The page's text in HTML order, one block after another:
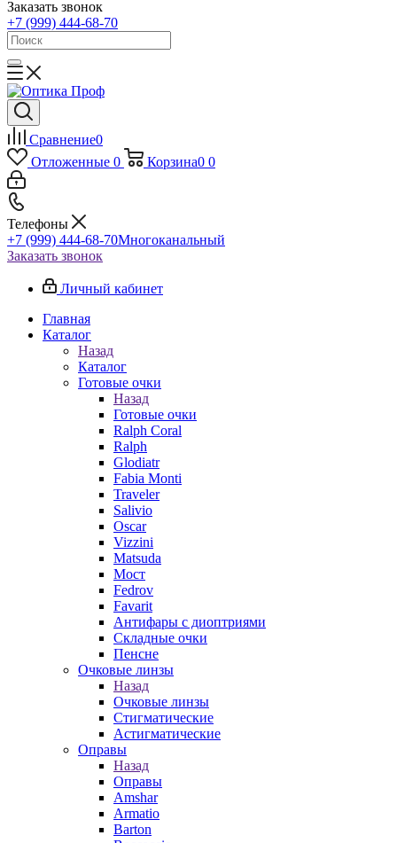
Заказать звонок
+7 (999) 444-68-70
Сравнение0
Отложенные 0 Корзина0 0
Телефоны
+7 (999) 444-68-70Многоканальный
Заказать звонок
Личный кабинет
Главная
Каталог
Назад
Каталог
Готовые очки
Назад
Готовые очки
Ralph Coral
Ralph
Glodiatr
Fabia Monti
Traveler
Salivio
Oscar
Vizzini
Matsuda
Мост
Fedrov
Favarit
Антифары с диоптриями
Складные очки
Пенсне
Очковые линзы
Назад
Очковые линзы
Стигматические
Астигматические
Оправы
Назад
Оправы
Amshar
Armatio
Barton